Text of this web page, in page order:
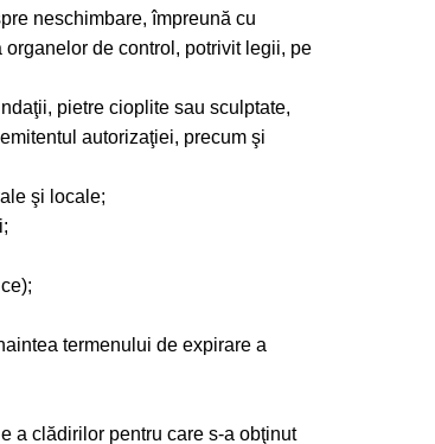
neschimbare, împreună cu
de control, potrivit legii, pe
pietre cioplite sau sculptate,
autorizaţiei, precum şi
şi locale;
termenului de expirare a
a clădirilor pentru care s-a obţinut